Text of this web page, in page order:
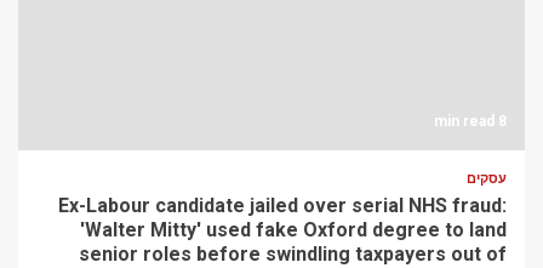
8 min read
עסקים
Ex-Labour candidate jailed over serial NHS fraud:
'Walter Mitty' used fake Oxford degree to land
senior roles before swindling taxpayers out of